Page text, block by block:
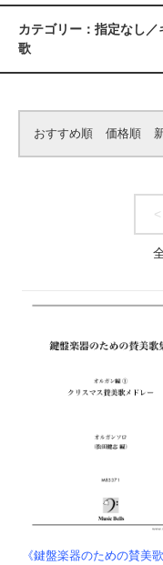
カテゴリー：指定なし
歌
おすすめ順 価格順
《鍵盤楽器のための賛美